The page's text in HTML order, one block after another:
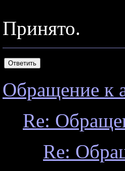
Принято.
Обращение к
Re:
Re: